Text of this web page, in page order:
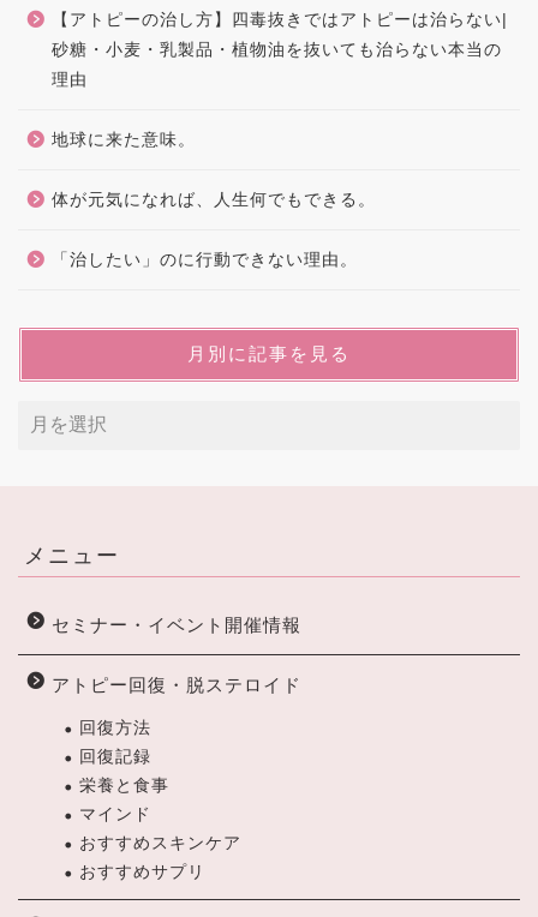
【アトピーの治し方】四毒抜きではアトピーは治らない|
砂糖・小麦・乳製品・植物油を抜いても治らない本当の
理由
地球に来た意味。
体が元気になれば、人生何でもできる。
「治したい」のに行動できない理由。
月別に記事を見る
メニュー
セミナー・イベント開催情報
アトピー回復・脱ステロイド
回復方法
回復記録
栄養と食事
マインド
おすすめスキンケア
おすすめサプリ